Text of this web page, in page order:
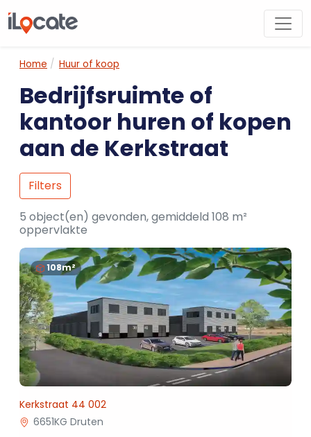
Home Huur of koop
Bedrijfsruimte of
kantoor huren of kopen
aan de Kerkstraat
Filters
5 object(en) gevonden, gemiddeld 108 m²
oppervlakte
108m²
Kerkstraat 44 002
6651KG Druten